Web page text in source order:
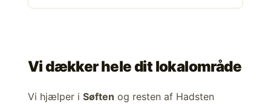
Vi dækker hele dit lokalområde
Vi hjælper i Søften og resten af Hadsten